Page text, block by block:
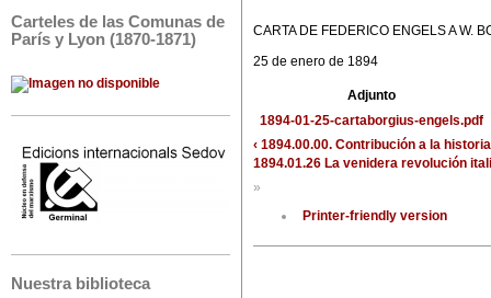
Carteles de las Comunas de
París y Lyon (1870-1871)
Nuestra biblioteca
CARTA DE FEDERICO ENGELS A W.
25 de enero de 1894
Adjunto
1894-01-25-cartaborgius-engels.pdf
‹ 1894.00.00. Contribución a la
1894.01.26 La venidera revolución
»
Printer-friendly version